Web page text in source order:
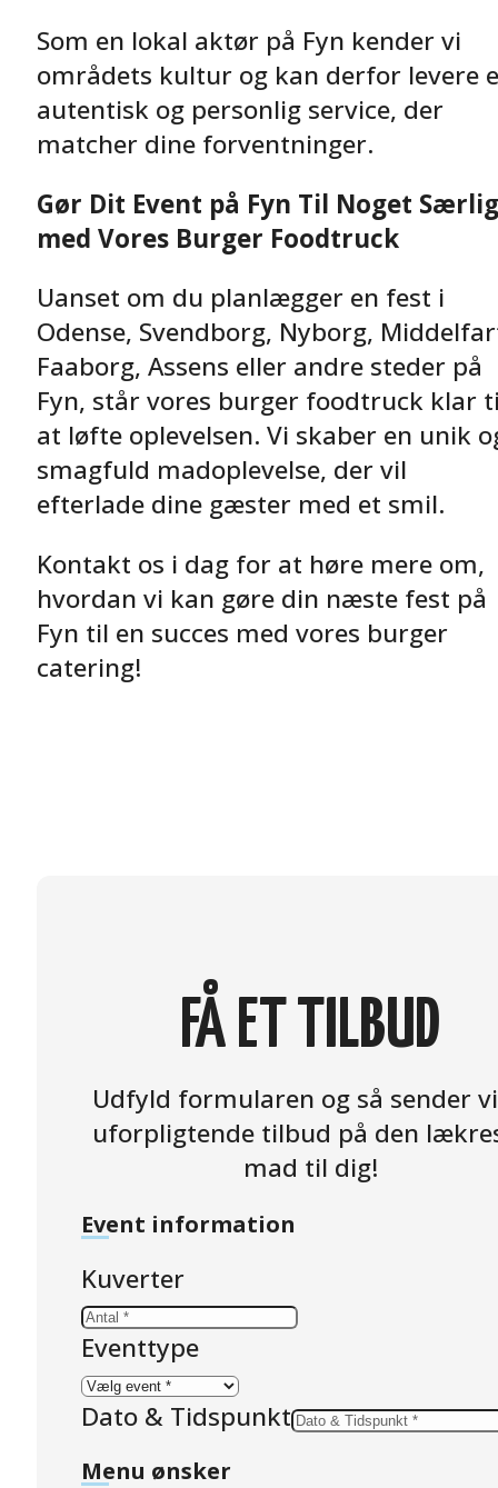
Som en lokal aktør på Fyn kender vi
områdets kultur og kan derfor levere
autentisk og personlig service, der
matcher dine forventninger.
Gør Dit Event på Fyn Til Noget
med Vores Burger Foodtruck
Uanset om du planlægger en fest i
Odense, Svendborg, Nyborg,
Faaborg, Assens eller andre steder på
Fyn, står vores burger foodtruck klar
at løfte oplevelsen. Vi skaber en unik
smagfuld madoplevelse, der vil
efterlade dine gæster med et smil.
Kontakt os i dag for at høre mere om,
hvordan vi kan gøre din næste fest på
Fyn til en succes med vores burger
catering!
FÅ ET TILBUD
Udfyld formularen og så sender
uforpligtende tilbud på den
mad til dig!
Event information
Kuverter
Eventtype
Dato & Tidspunkt
Menu ønsker